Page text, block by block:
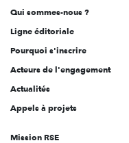
Qui sommes-nous ?
Ligne éditoriale
Pourquoi s'inscrire
Acteurs de l'engagement
Actualités
Appels à projets
Mission RSE